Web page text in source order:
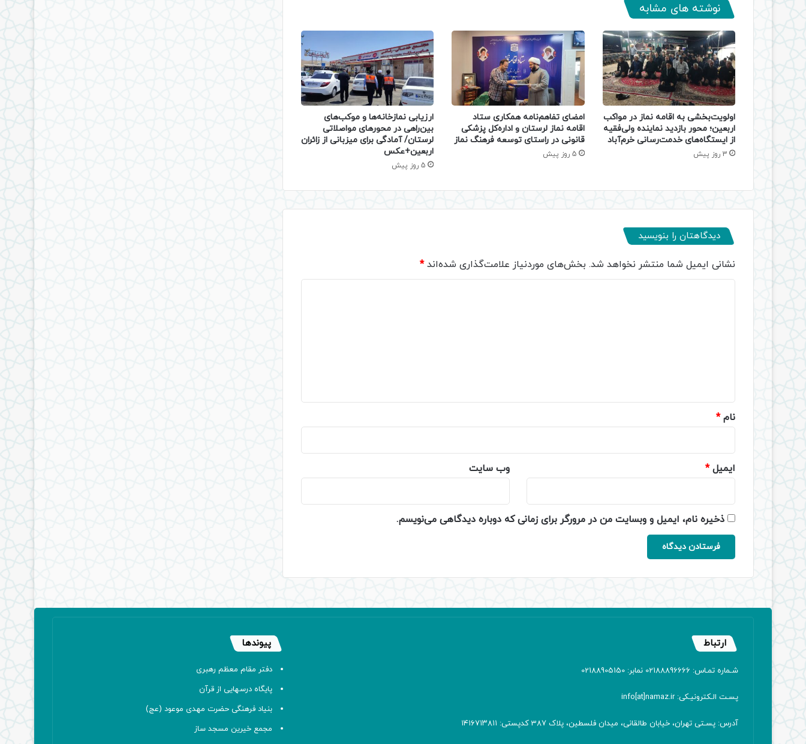
نوشته های مشابه
اولویت‌بخشی به اقامه نماز در مواکب
اربعین؛ محور بازدید نماینده ولی‌فقیه
از ایستگاه‌های خدمت‌رسانی خرم‌آباد
3 روز پیش
امضای تفاهم‌نامه همکاری ستاد
اقامه نماز لرستان و اداره‌کل پزشکی
قانونی در راستای توسعه فرهنگ نماز
5 روز پیش
ارزیابی نمازخانه‌ها و موکب‌های
بین‌راهی در محورهای مواصلاتی
لرستان/ آمادگی برای میزبانی از زائران
اربعین+عکس
5 روز پیش
دیدگاهتان را بنویسید
نشانی ایمیل شما منتشر نخواهد شد. بخش‌های موردنیاز علامت‌گذاری شده‌اند*
نام*
ایمیل* وب‌ سایت
ذخیره نام، ایمیل و وبسایت من در مرورگر برای زمانی که دوباره دیدگاهی می‌نویسم.
ارتباط
شـماره تمـاس: 02188896666 نمابر: 02188905150
پسـت الـکترونیـکی: info[at]namaz.ir
آدرس: پسـتی تهران، خیابان طالقانی، میدان فلسطین، پلاک 387 کدپستی: ۱۴۱۶۷۱۳۸۱۱
پیوندها
دفتر مقام معظم رهبری
پایگاه درسهایی از قرآن
بنیاد فرهنگی حضرت مهدی موعود (عج)
مجمع خیرین مسجد ساز